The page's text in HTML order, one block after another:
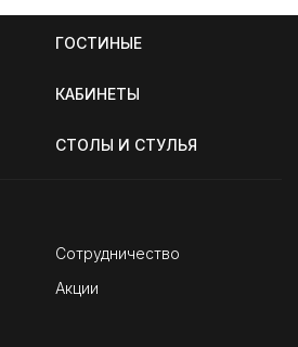
ГОСТИНЫЕ
КАБИНЕТЫ
СТОЛЫ И СТУЛЬЯ
Сотрудничество
Акции